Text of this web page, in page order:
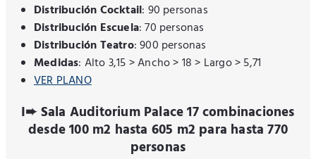
Distribución Cocktail: 90 personas
Distribución Escuela: 70 personas
Distribución Teatro: 900 personas
Medidas: Alto 3,15 > Ancho > 18 > Largo > 5,71
VER PLANO
I➨ Sala Auditorium Palace 17 combinaciones
desde 100 m2 hasta 605 m2 para hasta 770
personas